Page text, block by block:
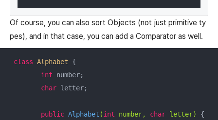
Of course, you can also sort Objects (not just primitive ty
pes), and in that case, you can add a Comparator as well.
class Alphabet
{
int number;
char letter;
public Alphabet (int number, char letter)
{